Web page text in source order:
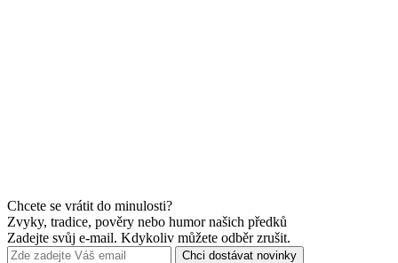
Chcete se vrátit do minulosti?
Zvyky, tradice, pověry nebo humor našich předků
Zadejte svůj e-mail. Kdykoliv můžete odběr zrušit.
Chci dostávat novinky